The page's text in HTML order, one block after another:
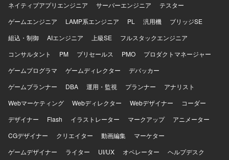
いた提案や設計ができ、関係者との調整や合意形成を粘り
強く推進できる方が望ましいです。 【ポジションの魅力】
ェクトにおいて、提案段階からグランドデザイン策定に関
わることができるポジションです。 ビジネス要件と技術要
件の両面からシステム全体を設計し、要件定義フェーズま
で一気通貫で携わることで、アーキテクトとしての経験値
バー枠としても参画可能であり、アーキテクチャ設計スキ
ルを実案件を通じて強化できる環境です。 【開発環境】 特
システムアーキテクチャや技術構成を検討していただきま
す。
ネイティブアプリエンジニア
サーバーエンジニア
テスター
ゲームエンジニア
LAMP系エンジニア PL 汎用機
ブリッジSE
組込・制御
AIエンジニア 上級SE
フルスタックエンジニア
コンサルタント
PM プリセールス PMO
プロダクトマネージャー
ゲームプログラマ
ゲームディレクター
デバッカー
ゲームプランナー
DBA 運用・監視 プランナー
アナリスト
Webマーケティング
Webディレクター Webデザイナー
コーダー
デザイナー
Flash イラストレーター マークアップ
アニメーター
CGデザイナー
クリエイター 動画編集
マーケター
ゲームデザイナー
ライター UI/UX オペレーター
ヘルプデスク